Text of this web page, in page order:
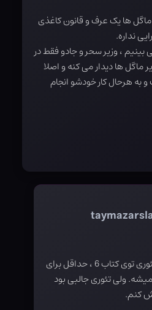
ها یک عرف و قانون کاغذی
نداره.
که در کتاب 6 می بینیم ، وزیر سحر و جادو فقط در
ها دیدار می کنه و اصلا
هرحال کار خودشو انجام
آره آخرش گفتم این تئوری توی کتاب 6 ، حداقل برای
ولی تئوری جالبی بود
کنم.